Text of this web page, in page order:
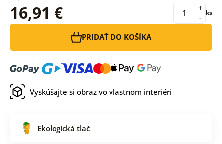
16,91 € -
+ ks
PRIDAŤ DO KOŠÍKA
Vyskúšajte si obraz vo vlastnom interiéri
Ekologická tlač